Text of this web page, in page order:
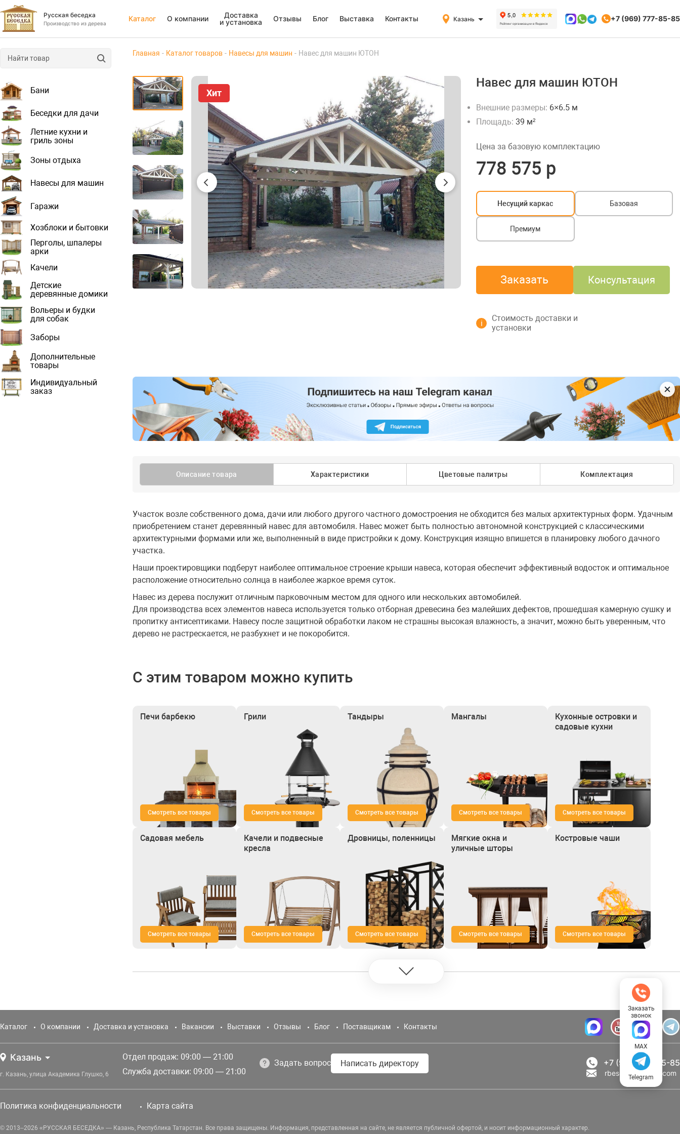
Русская беседка
Производство из дерева
Каталог О компании
Доставка
и установка
Отзывы Блог Выставка Контакты Казань +7 (969) 777-85-85
Бани
Беседки для дачи
Летние кухни и
гриль зоны
Зоны отдыха
Навесы для машин
Гаражи
Хозблоки и бытовки
Перголы, шпалеры
арки
Качели
Детские
деревянные домики
Вольеры и будки
для собак
Заборы
Дополнительные
товары
Индивидуальный
заказ
Главная Каталог товаров Навесы для машин Навес для машин ЮТОН
Хит
Навес для машин ЮТОН
Внешние размеры: 6×6.5 м
Площадь: 39 м²
Несущий каркас Базовая
Премиум
Цена за базовую комплектацию
778 575 р
Заказать Консультация
i
Стоимость доставки и
установки
Описание товара Характеристики Цветовые палитры Комплектация
Участок возле собственного дома, дачи или любого другого частного домостроения не обходится без малых архитектурных форм. Удачным
приобретением станет деревянный навес для автомобиля. Навес может быть полностью автономной конструкцией с классическими
архитектурными формами или же, выполненный в виде пристройки к дому. Конструкция изящно впишется в планировку любого дачного
участка.
Наши проектировщики подберут наиболее оптимальное строение крыши навеса, которая обеспечит эффективный водосток и оптимальное
расположение относительно солнца в наиболее жаркое время суток.
Навес из дерева послужит отличным парковочным местом для одного или нескольких автомобилей.
Для производства всех элементов навеса используется только отборная древесина без малейших дефектов, прошедшая камерную сушку и
пропитку антисептиками. Навесу после защитной обработки лаком не страшны высокая влажность, а значит, можно быть уверенным, что
дерево не растрескается, не разбухнет и не покоробится.
С этим товаром можно купить
Печи барбекю
Смотреть все товары
Грили
Смотреть все товары
Тандыры
Смотреть все товары
Мангалы
Смотреть все товары
Кухонные островки и
садовые кухни
Смотреть все товары
Садовая мебель
Смотреть все товары
Качели и подвесные
кресла
Смотреть все товары
Дровницы, поленницы
Смотреть все товары
Мягкие окна и
уличные шторы
Смотреть все товары
Костровые чаши
Смотреть все товары
Каталог О компании Доставка и установка Вакансии Выставки Отзывы Блог Поставщикам Контакты
Казань
г. Казань, улица Академика Глушко, 6
Отдел продаж: 09:00 — 21:00
Служба доставки: 09:00 — 21:00
Задать вопрос Написать директору +7 (969) 777-85-85
rbesedka@gmail.com
Политика конфиденциальности Карта сайта
© 2013–2026 «РУССКАЯ БЕСЕДКА» — Казань, Республика Татарстан. Все права защищены. Информация, представленная на сайте, не является публичной офертой, и носит информационный характер.
Заказать
звонок
MAX
Telegram